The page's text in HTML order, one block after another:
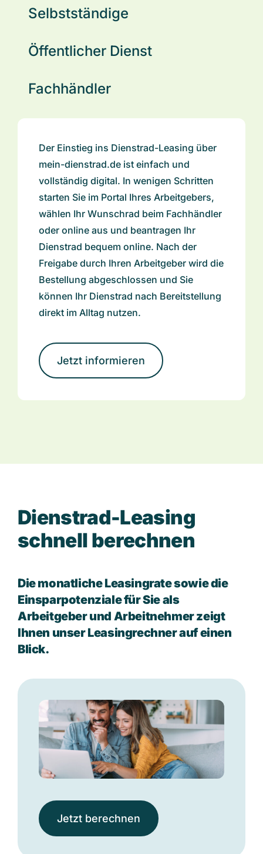
Selbstständige
Öffentlicher Dienst
Fachhändler
Der Einstieg ins Dienstrad-Leasing über
mein-dienstrad.de ist einfach und
vollständig digital. In wenigen Schritten
starten Sie im Portal Ihres Arbeitgebers,
wählen Ihr Wunschrad beim Fachhändler
oder online aus und beantragen Ihr
Dienstrad bequem online. Nach der
Freigabe durch Ihren Arbeitgeber wird die
Bestellung abgeschlossen und Sie
können Ihr Dienstrad nach Bereitstellung
direkt im Alltag nutzen.
Jetzt informieren
Dienstrad-Leasing
schnell berechnen
Die monatliche Leasingrate sowie die
Einsparpotenziale für Sie als
Arbeitgeber und Arbeitnehmer zeigt
Ihnen unser Leasingrechner auf einen
Blick.
Jetzt berechnen